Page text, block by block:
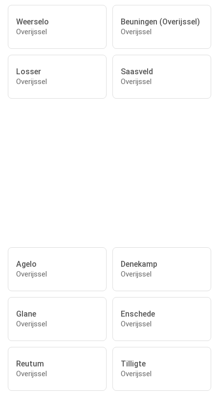
Weerselo
Overijssel
Beuningen (Overijssel)
Overijssel
Losser
Overijssel
Saasveld
Overijssel
Agelo
Overijssel
Denekamp
Overijssel
Glane
Overijssel
Enschede
Overijssel
Reutum
Overijssel
Tilligte
Overijssel